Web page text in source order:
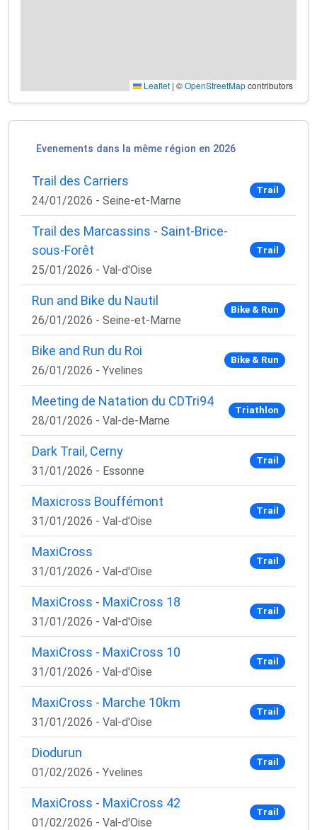
et triathlètes passionnés
Rejoignez des milliers de sportifs passionnés et
recevez chaque mois :
✅ Des conseils d'entraînement exclusifs
✅ Des astuces de pros pour progresser plus vite
✅ Les dernières tendances matos & nutrition
✅ Descodes promo et bons plans partenaires
1 email / mois. Zéro spam. 100 % utile.
Email
Oui, je veux progresser 💪
Aucun spam, vous pouvez vous désinscrire à tout
moment.
Leaflet | ©OpenStreetMapcontributors
Evenements dans la même région en 2026
Trail des Carriers
24/01/2026 - Seine-et-Marne
Trail
Trail des Marcassins - Saint-Brice-
sous-Forêt
25/01/2026 - Val-d'Oise
Trail
Run and Bike du Nautil
26/01/2026 - Seine-et-Marne
Bike & Run
Bike and Run du Roi
26/01/2026 - Yvelines
Bike & Run
Meeting de Natation du CDTri94
28/01/2026 - Val-de-Marne
Triathlon
Dark Trail, Cerny
31/01/2026 - Essonne
Trail
Maxicross Bouffémont
31/01/2026 - Val-d'Oise
Trail
MaxiCross
31/01/2026 - Val-d'Oise
Trail
MaxiCross - MaxiCross 18
31/01/2026 - Val-d'Oise
Trail
MaxiCross - MaxiCross 10
31/01/2026 - Val-d'Oise
Trail
MaxiCross - Marche 10km
31/01/2026 - Val-d'Oise
Trail
Diodurun
01/02/2026 - Yvelines
Trail
MaxiCross - MaxiCross 42
01/02/2026 - Val-d'Oise
Trail